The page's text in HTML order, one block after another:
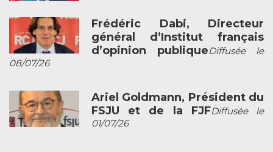
Frédéric Dabi, Directeur
général d’Institut français
d’opinion publiqueDiffusée le
08/07/26
Ariel Goldmann, Président du
FSJU et de la FJFDiffusée le
01/07/26